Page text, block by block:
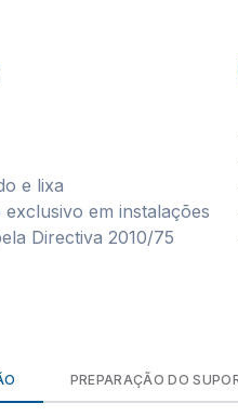
e lixa
em instalações
Directiva 2010/75
PREPARAÇÃO DO